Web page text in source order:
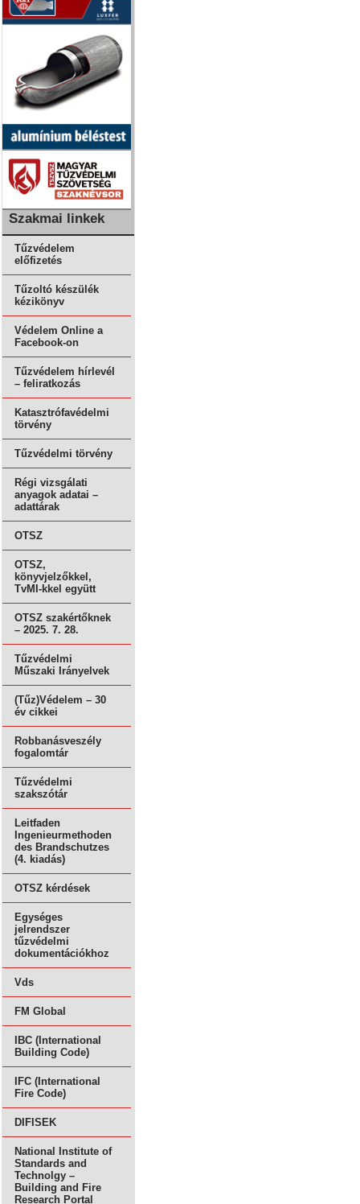
Szakmai linkek
Tűzvédelem
előfizetés
Tűzoltó készülék
kézikönyv
Védelem Online a
Facebook-on
Tűzvédelem hírlevél
– feliratkozás
Katasztrófavédelmi
törvény
Tűzvédelmi törvény
Régi vizsgálati
anyagok adatai –
adattárak
OTSZ
OTSZ,
könyvjelzőkkel,
TvMI-kkel együtt
OTSZ szakértőknek
– 2025. 7. 28.
Tűzvédelmi
Műszaki Irányelvek
(Tűz)Védelem – 30
év cikkei
Robbanásveszély
fogalomtár
Tűzvédelmi
szakszótár
Leitfaden
Ingenieurmethoden
des Brandschutzes
(4. kiadás)
OTSZ kérdések
Egységes
jelrendszer
tűzvédelmi
dokumentációkhoz
Vds
FM Global
IBC (International
Building Code)
IFC (International
Fire Code)
DIFISEK
National Institute of
Standards and
Technolgy –
Building and Fire
Research Portal